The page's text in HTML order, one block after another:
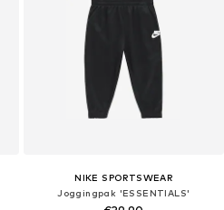
NIKE SPORTSWEAR
Joggingpak 'ESSENTIALS'